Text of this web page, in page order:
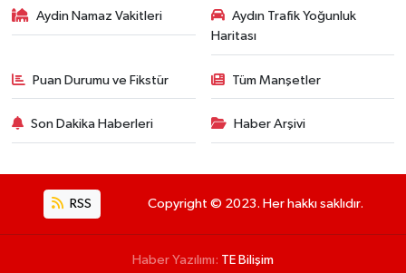
Aydin Namaz Vakitleri
Aydın Trafik Yoğunluk
Haritası
Puan Durumu ve Fikstür Tüm Manşetler
Son Dakika Haberleri Haber Arşivi
RSS Copyright © 2023. Her hakkı saklıdır.
Haber Yazılımı: TE Bilişim